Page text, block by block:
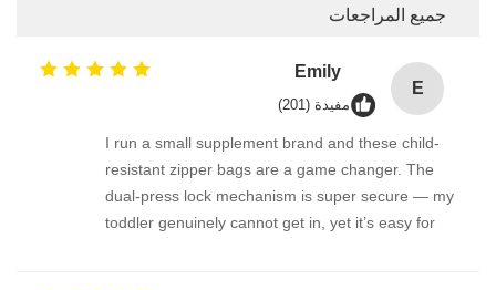
جميع المراجعات
E
Emily
مفيدة (201)
I run a small supplement brand and these child-
resistant zipper bags are a game changer. The
dual-press lock mechanism is super secure — my
toddler genuinely cannot get in, yet it’s easy for